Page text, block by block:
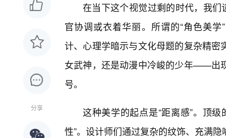
分享
在当下这个视觉过剩的时代，我们
官协调或衣着华丽。所谓的“角色美
计、心理学暗示与文化母题的复杂精
女武神，还是动漫中冷峻的少年——出
号。
这种美学的起点是“距离感”。顶
性”。设计师们通过复杂的纹饰、充满